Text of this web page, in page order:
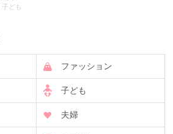
子ども
ファッション
子ども
夫婦